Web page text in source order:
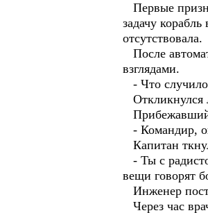
Первые
задачу
отсутствовала.
После
взглядами.
- Что
Откликнулся
Прибежавший
- Командир,
Капитан
- Ты с
вещи говорят
Инженер
Через час